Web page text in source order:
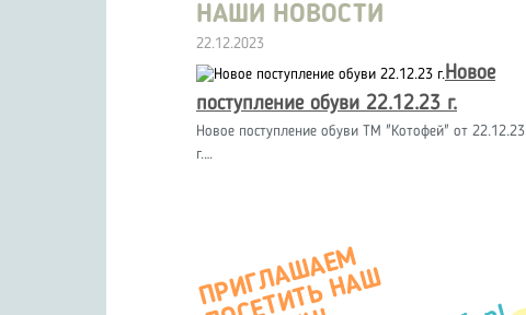
НАШИ НОВОСТИ
22.12.2023
Новое
поступление обуви 22.12.23 г.
Новое поступление обуви ТМ "Котофей" от 22.12.23
г.…
П
Р
И
Г
А
Ш
А
Е
М
О
С
Е
Т
И
Т
Ь
Н
А
М
А
Г
А
З
И